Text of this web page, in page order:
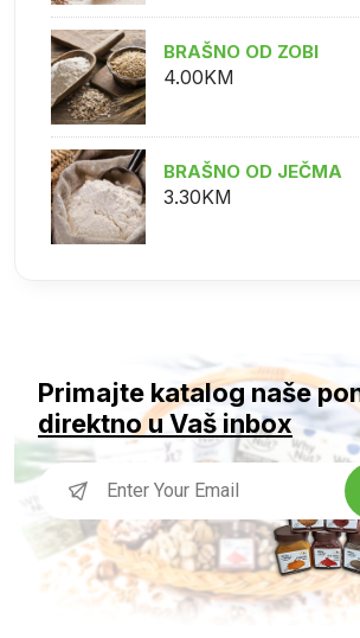
BRAŠNO OD ZOBI
4.00KM
BRAŠNO OD JEČMA
3.30KM
Primajte katalog naše
direktno u Vaš inbox